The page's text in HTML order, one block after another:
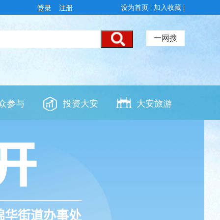
登录 注册
华街道办事处